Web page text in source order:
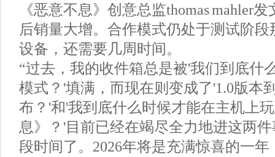
《恶意不息》创意总监thomas mahler
后销量大增。合作模式仍处于测试阶段
设备，还需要几周时间。
“过去，我的收件箱总是被'我们到底什
模式？'填满，而现在则变成了'1.0版本
布？'和'我到底什么时候才能在主机上
息》？'目前已经在竭尽全力地进这两
段时间了。2026年将是充满惊喜的一